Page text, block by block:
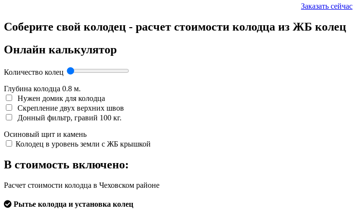
Заказать сейчас
Соберите свой колодец - расчет стоимости колодца из ЖБ колец
Онлайн калькулятор
Количество колец
Глубина колодца 0.8 м.
Нужен домик для колодца
Скрепление двух верхних швов
Донный фильтр, гравий 100 кг.
Осиновый щит и камень
Колодец в уровень земли с ЖБ крышкой
В стоимость включено:
Расчет стоимости колодца в Чеховском районе
Рытье колодца и установка колец